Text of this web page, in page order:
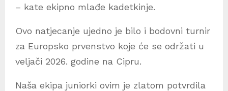
– kate ekipno mlađe kadetkinje.
Ovo natjecanje ujedno je bilo i bodovni turnir
za Europsko prvenstvo koje će se održati u
veljači 2026. godine na Cipru.
Naša ekipa juniorki ovim je zlatom potvrdila